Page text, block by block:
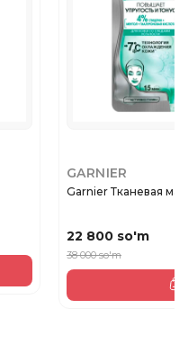
GARNIER
Garnier Тканевая
22 800 so'm
38 000 so'm